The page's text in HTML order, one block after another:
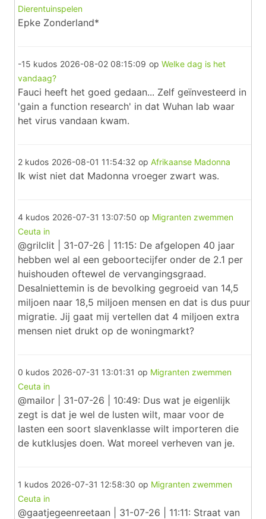
Dierentuinspelen
Epke Zonderland*
-15 kudos 2026-08-02 08:15:09 op Welke dag is het
vandaag?
Fauci heeft het goed gedaan... Zelf geïnvesteerd in
'gain a function research' in dat Wuhan lab waar
het virus vandaan kwam.
2 kudos 2026-08-01 11:54:32 op Afrikaanse Madonna
Ik wist niet dat Madonna vroeger zwart was.
4 kudos 2026-07-31 13:07:50 op Migranten zwemmen
Ceuta in
@grilclit | 31-07-26 | 11:15: De afgelopen 40 jaar
hebben wel al een geboortecijfer onder de 2.1 per
huishouden oftewel de vervangingsgraad.
Desalniettemin is de bevolking gegroeid van 14,5
miljoen naar 18,5 miljoen mensen en dat is dus puur
migratie. Jij gaat mij vertellen dat 4 miljoen extra
mensen niet drukt op de woningmarkt?
0 kudos 2026-07-31 13:01:31 op Migranten zwemmen
Ceuta in
@mailor | 31-07-26 | 10:49: Dus wat je eigenlijk
zegt is dat je wel de lusten wilt, maar voor de
lasten een soort slavenklasse wilt importeren die
de kutklusjes doen. Wat moreel verheven van je.
1 kudos 2026-07-31 12:58:30 op Migranten zwemmen
Ceuta in
@gaatjegeenreetaan | 31-07-26 | 11:11: Straat van